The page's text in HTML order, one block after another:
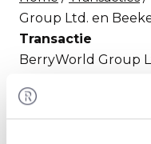
Group Ltd. en
Transactie
BerryWorld Group
heeft de
B.V. begeleid bij het